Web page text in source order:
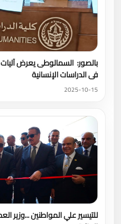
بالصور: السمالوطى يعرض
فى الدراسات الإنسانية
2025-10-15
للتيسير علي المواطنين ...وزير